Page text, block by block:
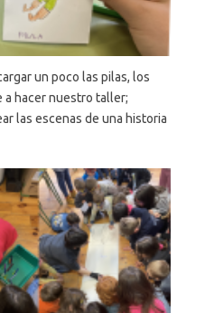
un poco las pilas, los
a hacer nuestro taller;
las escenas de una historia